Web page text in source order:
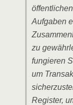
Aufgaben
zu
fungieren
um
Register,